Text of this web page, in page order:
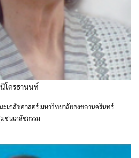
โครธานนท์
ะเภสัชศาสตร์ มหาวิทยาลัยสงขลานครินทร์
ชนเภสัชกรรม